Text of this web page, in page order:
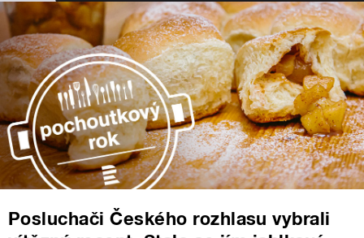
Posluchači Českého rozhlasu vybrali